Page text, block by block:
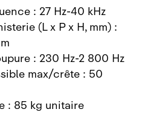
: 27 Hz-40 kHz
(L x P x H, mm) :
: 230 Hz-2 800 Hz
max/crête : 50
: 85 kg unitaire